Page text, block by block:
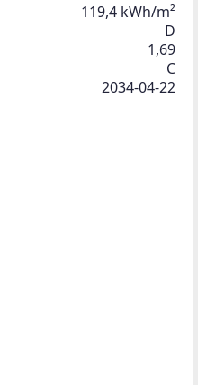
119,4 kWh/m²
D
1,69
C
2034-04-22